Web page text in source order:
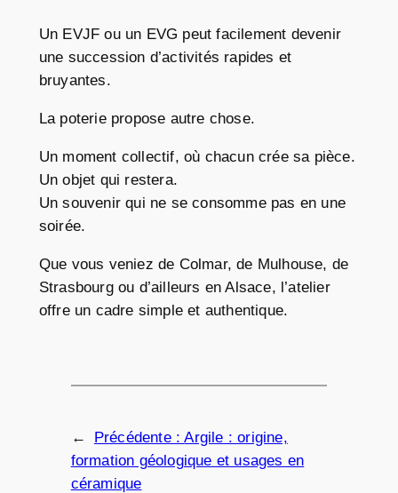
Un EVJF ou un EVG peut facilement devenir
une succession d’activités rapides et
bruyantes.
La poterie propose autre chose.
Un moment collectif, où chacun crée sa pièce.
Un objet qui restera.
Un souvenir qui ne se consomme pas en une
soirée.
Que vous veniez de Colmar, de Mulhouse, de
Strasbourg ou d’ailleurs en Alsace, l’atelier
offre un cadre simple et authentique.
← Précédente :Argile : origine,
formation géologique et usages en
céramique